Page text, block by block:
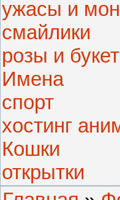
ужасы и
смайлики
розы и
Имена
спорт
хостинг
Кошки
открытки